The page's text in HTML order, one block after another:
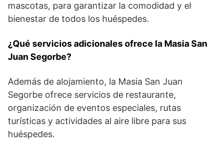
mascotas,⁢ para garantizar la comodidad y el
⁣bienestar de todos ⁢los huéspedes.
¿Qué servicios adicionales ofrece⁢ la Masia‌ San
Juan Segorbe?
Además​ de alojamiento, la Masia⁤ San Juan​
Segorbe⁤ ofrece servicios ​de restaurante,
⁤organización de eventos especiales, rutas
⁣turísticas y actividades al aire libre ⁢para ‍sus
huéspedes.